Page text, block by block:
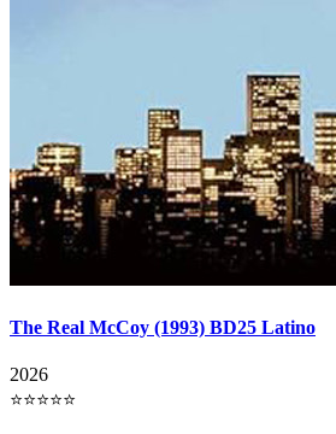
The Real McCoy (1993) BD25 Latino
2026
⭐⭐⭐⭐⭐